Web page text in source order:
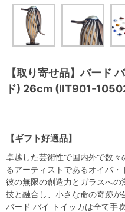
【取り寄せ品】バード
ド) 26cm (IIT901-
【ギフト好適品】
卓越した芸術性で国内外で数
るアーティストであるオイバ・
彼の無限の創造力とガラスへの
技と融合し、小さな命の奇跡が
バード バイ トイッカは全て手